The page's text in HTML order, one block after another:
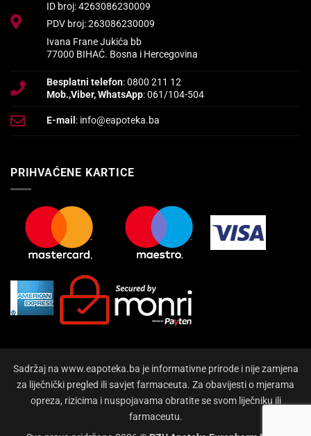
ID broj: 4263086230009
PDV broj: 263086230009
Ivana Frane Jukića bb
77000 BIHAĆ. Bosna i Hercegovina
Besplatni telefon: 0800 211 12
Mob.,Viber, WhatsApp: 061/104-504
E-mail : info@eapoteka.ba
PRIHVAĆENE KARTICE
Sadržaj na www.eapoteka.ba je informativne prirode i nije zamjena
za liječnički pregled ili savjet farmaceuta. Za obavijesti o mjerama
opreza, rizicima i nuspojavama obratite se svom liječniku ili
farmaceutu.